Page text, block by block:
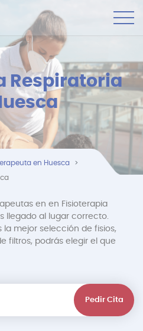
Respiratoria
en Huesca
en en Fisioterapia
llegado al lugar correcto.
mejor selección de fisios,
filtros, podrás elegir el que
Pedir Cita